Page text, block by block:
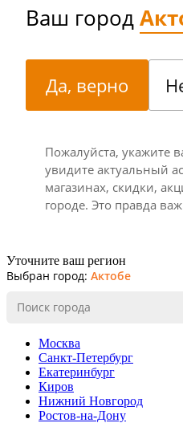
Ваш город
Да, верно
Пожалуйста, укажите
увидите актуальный
магазинах, скидки,
городе. Это правда
Уточните ваш регион
Выбран город: Актобе
Москва
Санкт-Петербург
Екатеринбург
Киров
Нижний Новгород
Ростов-на-Дону